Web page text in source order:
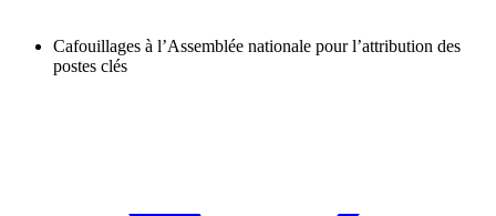
Cafouillages à l’Assemblée nationale pour l’attribution des
postes clés